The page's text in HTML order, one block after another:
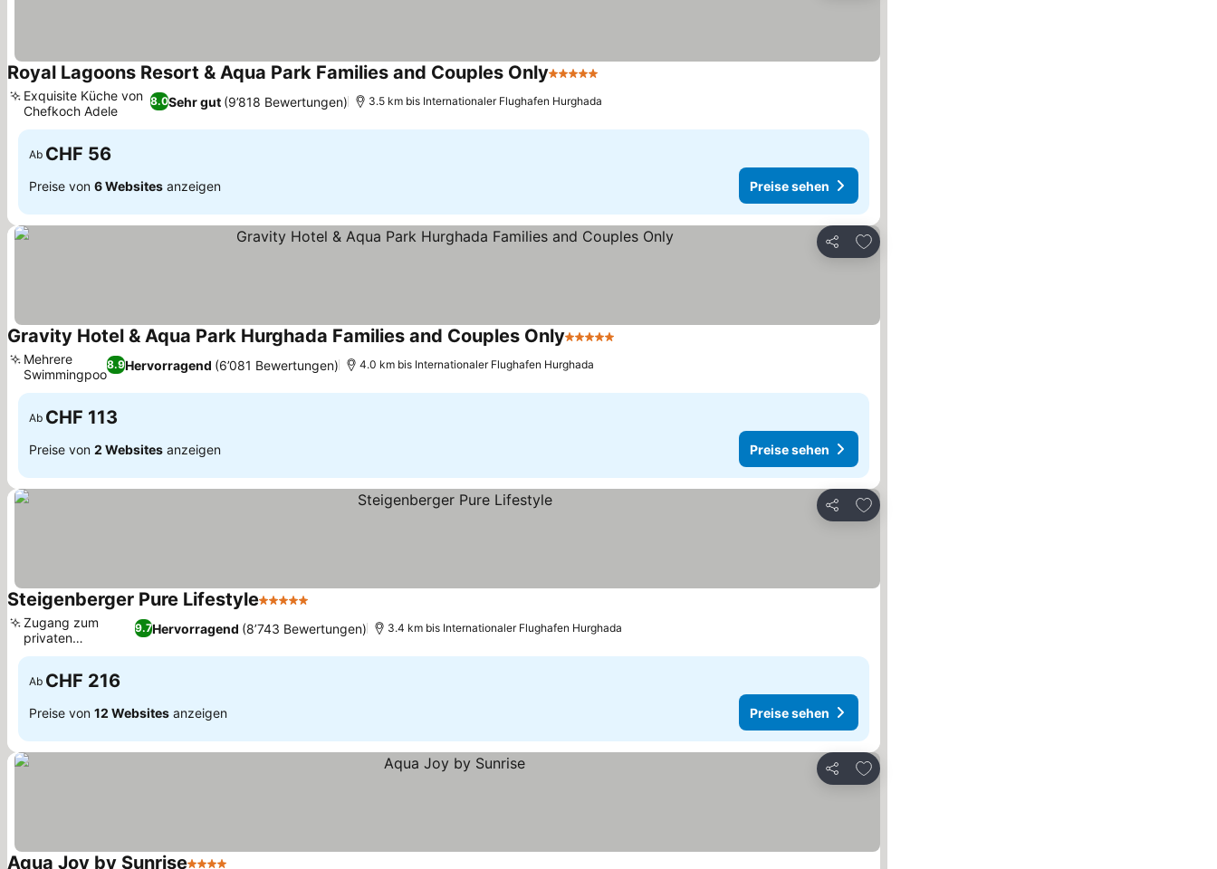
Royal Lagoons Resort & Aqua Park Families and Couples Only5 Sterne
8.0Sehr gut (9’818 Bewertungen)
Exquisite Küche von
Chefkoch Adele
3.5 km bis Internationaler Flughafen Hurghada
Ab CHF 56
Preise von 6 Websites anzeigen Preise sehen
Teilen
Zu Favoriten hinzufügen
Gravity Hotel & Aqua Park Hurghada Families and Couples Only5 Sterne
8.9Hervorragend (6’081 Bewertungen)
Mehrere
Swimmingpools
4.0 km bis Internationaler Flughafen Hurghada
Ab CHF 113
Preise von 2 Websites anzeigen Preise sehen
Teilen
Zu Favoriten hinzufügen
Steigenberger Pure Lifestyle5 Sterne
9.7Hervorragend (8’743 Bewertungen)
Zugang zum
privaten
Sandstrand
3.4 km bis Internationaler Flughafen Hurghada
Ab CHF 216
Preise von 12 Websites anzeigen Preise sehen
Teilen
Zu Favoriten hinzufügen
Aqua Joy by Sunrise